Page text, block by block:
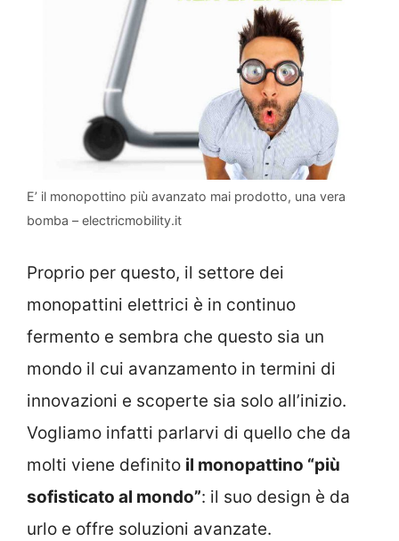
E’ il monopottino più avanzato mai prodotto, una vera
bomba – electricmobility.it
Proprio per questo, il settore dei
monopattini elettrici è in continuo
fermento e sembra che questo sia un
mondo il cui avanzamento in termini di
innovazioni e scoperte sia solo all’inizio.
Vogliamo infatti parlarvi di quello che da
molti viene definito il monopattino “più
sofisticato al mondo”: il suo design è da
urlo e offre soluzioni avanzate.